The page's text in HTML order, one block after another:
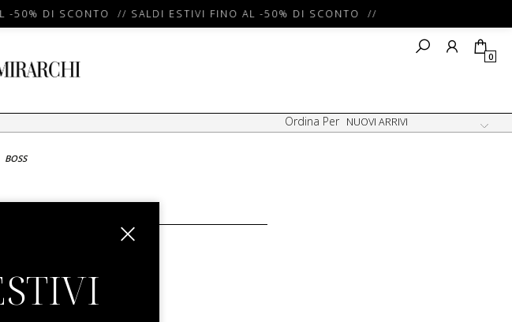
50% DI SCONTO // SALDI ESTIVI FINO AL -50% DI SCONTO //
0
Ordina Per
BOSS